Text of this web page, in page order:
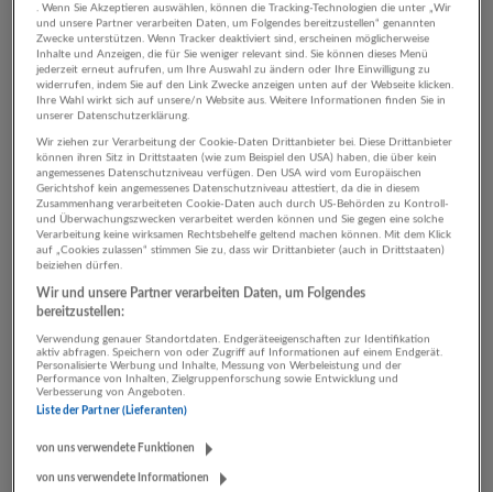
Innsbruck
Technische Projektleitung m/w/d
Fügen, Hallein, 85092 Kösching, Deutschland
LWL- und Kupferkabelmonteur (m/w/d)
04.05.2026,
Innsbruck
CAD-Zeichner Elektrotechnik (m/w/d)
20.03.2026,
. Wenn Sie Akzeptieren auswählen, können die Tracking-Technologien die unter „Wir
und unsere Partner verarbeiten Daten, um Folgendes bereitzustellen“ genannten
Zwecke unterstützen. Wenn Tracker deaktiviert sind, erscheinen möglicherweise
Inhalte und Anzeigen, die für Sie weniger relevant sind. Sie können dieses Menü
jederzeit erneut aufrufen, um Ihre Auswahl zu ändern oder Ihre Einwilligung zu
widerrufen, indem Sie auf den Link Zwecke anzeigen unten auf der Webseite klicken.
Ihre Wahl wirkt sich auf unsere/n Website aus. Weitere Informationen finden Sie in
unserer Datenschutzerklärung.
Wir ziehen zur Verarbeitung der Cookie-Daten Drittanbieter bei. Diese Drittanbieter
können ihren Sitz in Drittstaaten (wie zum Beispiel den USA) haben, die über kein
angemessenes Datenschutzniveau verfügen. Den USA wird vom Europäischen
Gerichtshof kein angemessenes Datenschutzniveau attestiert, da die in diesem
Zusammenhang verarbeiteten Cookie-Daten auch durch US-Behörden zu Kontroll-
und Überwachungszwecken verarbeitet werden können und Sie gegen eine solche
Verarbeitung keine wirksamen Rechtsbehelfe geltend machen können. Mit dem Klick
auf „Cookies zulassen“ stimmen Sie zu, dass wir Drittanbieter (auch in Drittstaaten)
beiziehen dürfen.
Wir und unsere Partner verarbeiten Daten, um Folgendes
bereitzustellen:
Verwendung genauer Standortdaten. Endgeräteeigenschaften zur Identifikation
aktiv abfragen. Speichern von oder Zugriff auf Informationen auf einem Endgerät.
Personalisierte Werbung und Inhalte, Messung von Werbeleistung und der
Performance von Inhalten, Zielgruppenforschung sowie Entwicklung und
Verbesserung von Angeboten.
Liste der Partner (Lieferanten)
von uns verwendete Funktionen
von uns verwendete Informationen